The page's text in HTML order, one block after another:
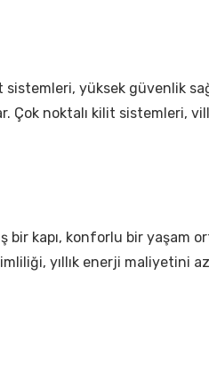
sistemleri, yüksek güvenlik
noktalı kilit sistemleri,
bir kapı, konforlu bir
yıllık enerji maliyetini